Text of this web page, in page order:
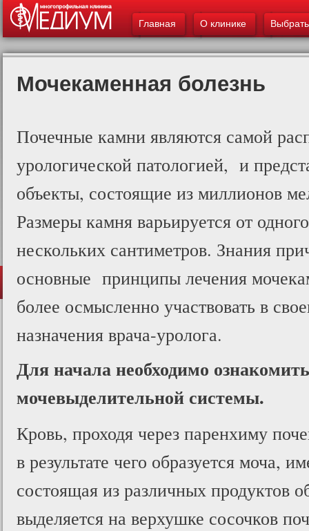
Главная
О клинике
Мочекаменная болезнь
Почечные камни являются самой
урологической патологией, и
объекты, состоящие из миллионов
Размеры камня варьируется от
нескольких сантиметров. Знания
основные принципы лечения
более осмысленно участвовать в
назначения врача-уролога.
Для начала необходимо
мочевыделительной системы.
Кровь, проходя через паренхиму
в результате чего образуется моча,
состоящая из различных продуктов
выделяется на верхушке сосочков